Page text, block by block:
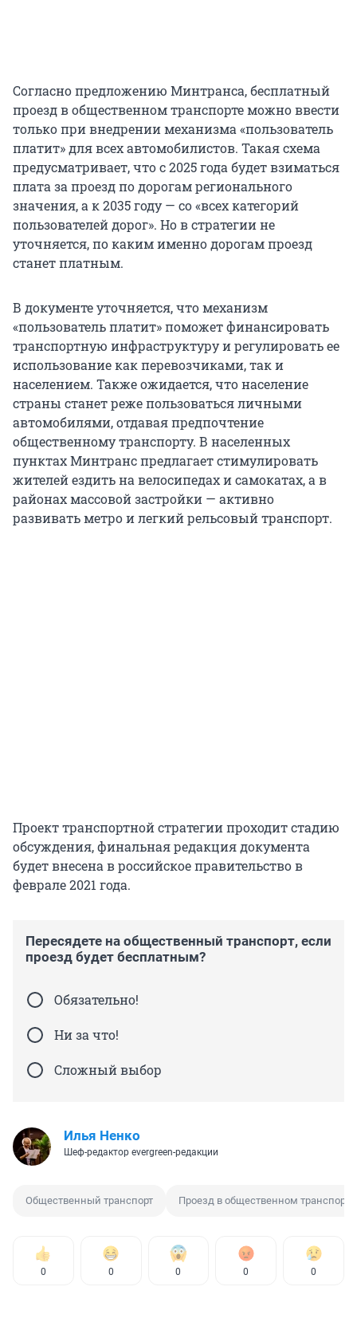
Согласно предложению Минтранса, бесплатный
проезд в общественном транспорте можно ввести
только при внедрении механизма «пользователь
платит» для всех автомобилистов. Такая схема
предусматривает, что с 2025 года будет взиматься
плата за проезд по дорогам регионального
значения, а к 2035 году — со «всех категорий
пользователей дорог». Но в стратегии не
уточняется, по каким именно дорогам проезд
станет платным.
В документе уточняется, что механизм
«пользователь платит» поможет финансировать
транспортную инфраструктуру и регулировать ее
использование как перевозчиками, так и
населением. Также ожидается, что население
страны станет реже пользоваться личными
автомобилями, отдавая предпочтение
общественному транспорту. В населенных
пунктах Минтранс предлагает стимулировать
жителей ездить на велосипедах и самокатах, а в
районах массовой застройки — активно
развивать метро и легкий рельсовый транспорт.
Проект транспортной стратегии проходит стадию
обсуждения, финальная редакция документа
будет внесена в российское правительство в
феврале 2021 года.
Пересядете на общественный транспорт, если
проезд будет бесплатным?
Обязательно!
Ни за что!
Сложный выбор
Илья Ненко
Шеф-редактор evergreen-редакции
Общественный транспорт Проезд в общественном транспорте
0 0 0 0 0